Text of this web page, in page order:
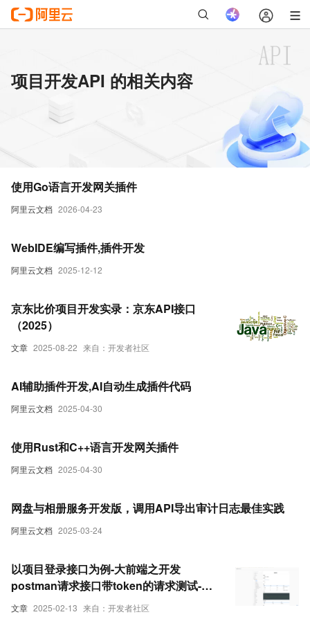
项目开发API 的相关内容
阿里云文档 2026-04-23
使用Go语言开发网关插件
阿里云文档 2025-12-12
WebIDE编写插件,插件开发
文章 2025-08-22 来自：开发者社区
京东比价项目开发实录：京东API接口
（2025）
阿里云文档 2025-04-30
AI辅助插件开发,AI自动生成插件代码
阿里云文档 2025-04-30
使用Rust和C++语言开发网关插件
阿里云文档 2025-03-24
网盘与相册服务开发版，调用API导出审计日志最佳实践
文章 2025-02-13 来自：开发者社区
以项目登录接口为例-大前端之开发
postman请求接口带token的请求测试-前
端开发必学之一-如果要学会联调接口而不